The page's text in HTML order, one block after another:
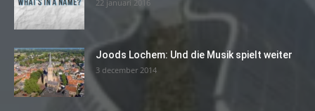
22 januari 2016
Joods Lochem: Und die Musik spielt weiter
3 december 2014